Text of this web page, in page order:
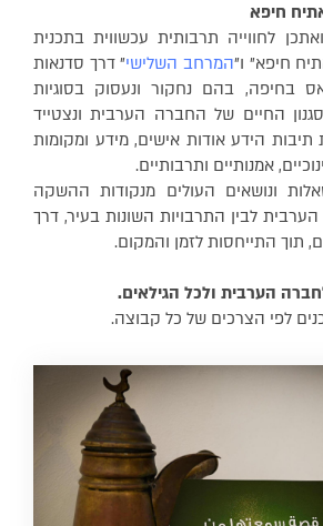
חיפא
לחווייה תרבותית עכשווית בתכנית
חיפא" ו"המרחב השלישי" דרך סדנאות
בחיפה, בהם נחקור ונעסוק בסוגיות
החיים של החברה הערבית ונצטייד
הידע אודות אישים, מידע ומקומות
אמנותיים ותרבותיים.
ונושאים העולים מנקודות ההשקה
לבין התרבויות השונות בעיר, דרך
תוך התייחסות לזמן והמקום.
הערבית ולכל הגילאים.
לפי הצרכים של כל קבוצה.